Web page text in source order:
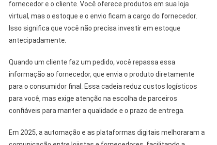
fornecedor e o cliente. Você oferece produtos em sua loja
virtual, mas o estoque e o envio ficam a cargo do fornecedor.
Isso significa que você não precisa investir em estoque
antecipadamente.
Quando um cliente faz um pedido, você repassa essa
informação ao fornecedor, que envia o produto diretamente
para o consumidor final. Essa cadeia reduz custos logísticos
para você, mas exige atenção na escolha de parceiros
confiáveis para manter a qualidade e o prazo de entrega.
Em 2025, a automação e as plataformas digitais melhoraram a